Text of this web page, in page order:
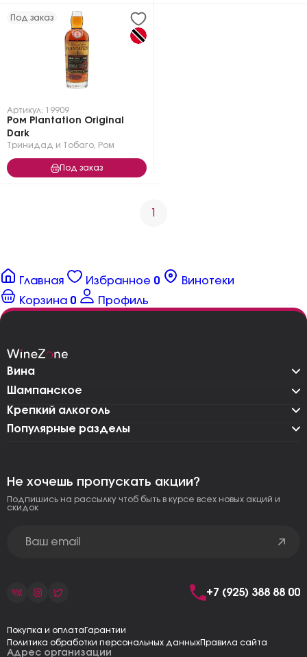
Под заказ
Артикул: 19909
Ром Plantation Original
Dark
Тринидад и Тобаго Ром
Под заказ
1
Главная Избранное 0
Винотеки
Корзина 0 Профиль
Вина
Шампанское
Крепкий алкоголь
Популярные разделы
Адрес организации
Не хочешь пропускать акции?
Подпишись на рассылку чтоб быть в курсе всех новых акций и
скидок
+7 (925) 388 88 00
Покупка и оплата Гарантии
Политика обработки персональных данныхПравила сайта